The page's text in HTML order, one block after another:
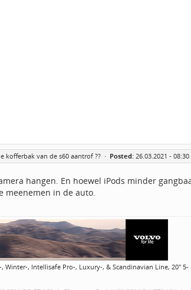
kofferbak van de s60 aantrof ?? · Posted: 26.03.2021 - 08:30
hangen. En hoewel iPods minder
meenemen in de auto.
Winter-, Intellisafe Pro-, Luxury-, & Scandinavian Line, 20" 5-